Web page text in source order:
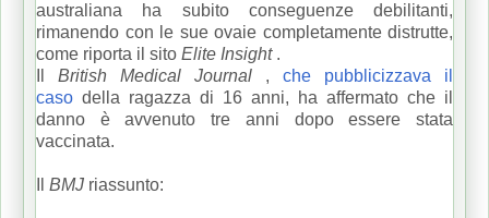
australiana ha subito conseguenze debilitanti,
rimanendo con le sue ovaie completamente distrutte,
come riporta il sito Elite Insight.
British Medical Journal , che pubblicizzava il
caso della ragazza di 16 anni, ha affermato che il
danno è avvenuto tre anni dopo essere stata
vaccinata.
BMJ riassunto: